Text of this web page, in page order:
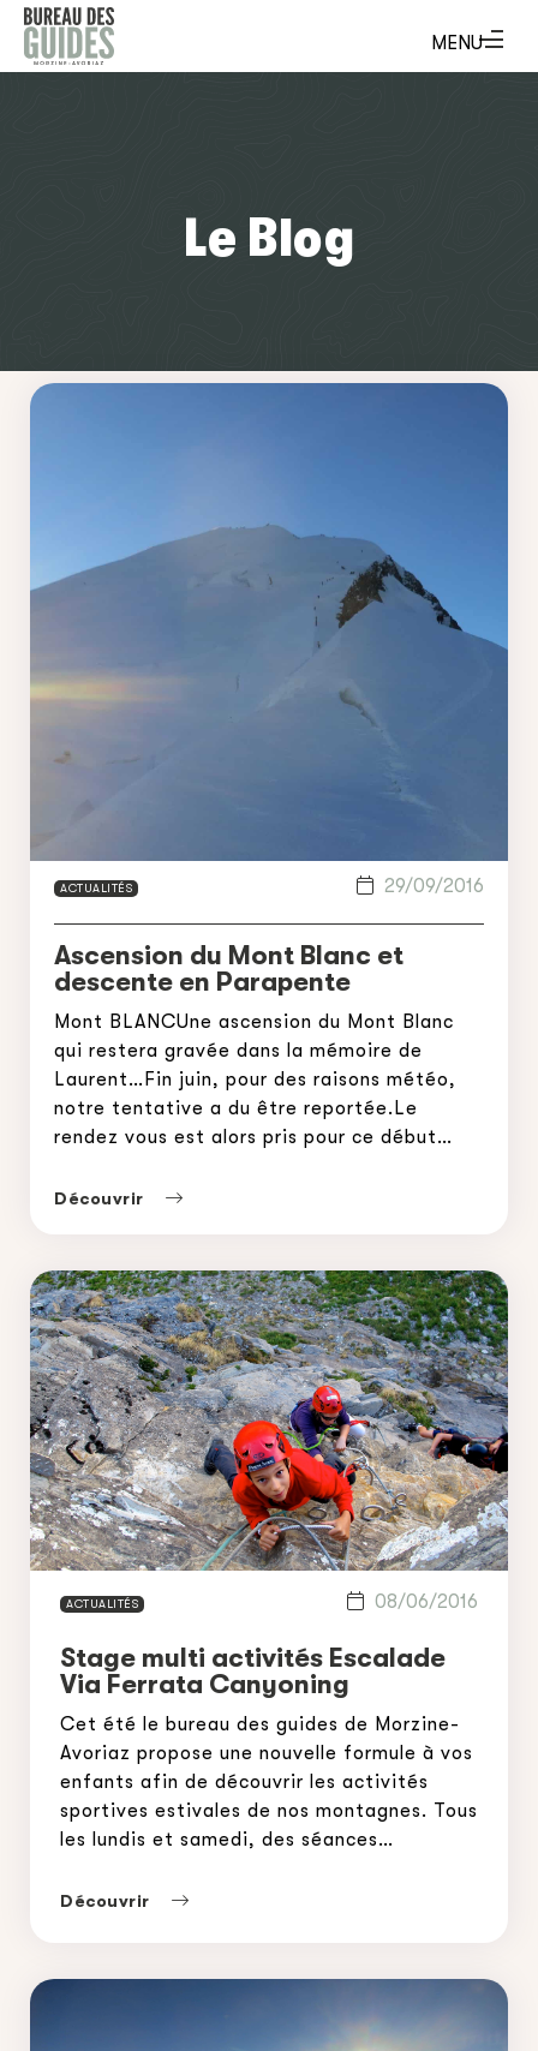
Le Blog
ACTUALITÉS
Ascension du Mont Blanc et
descente en Parapente
Mont BLANCUne ascension du Mont Blanc
qui restera gravée dans la mémoire de
Laurent…Fin juin, pour des raisons météo,
notre tentative a du être reportée.Le
rendez vous est alors pris pour ce début
Laurent, atteindre le sommet du Mont
Découvrir
29/09/2016
ACTUALITÉS
Stage multi activités Escalade
Via Ferrata Canyoning
Cet été le bureau des guides de Morzine-
Avoriaz propose une nouvelle formule à vos
enfants afin de découvrir les activités
sportives estivales de nos montagnes. Tous
les lundis et samedi, des séances
jean d’aulps, Le Biot, …), de la via ferrata
Découvrir
08/06/2016